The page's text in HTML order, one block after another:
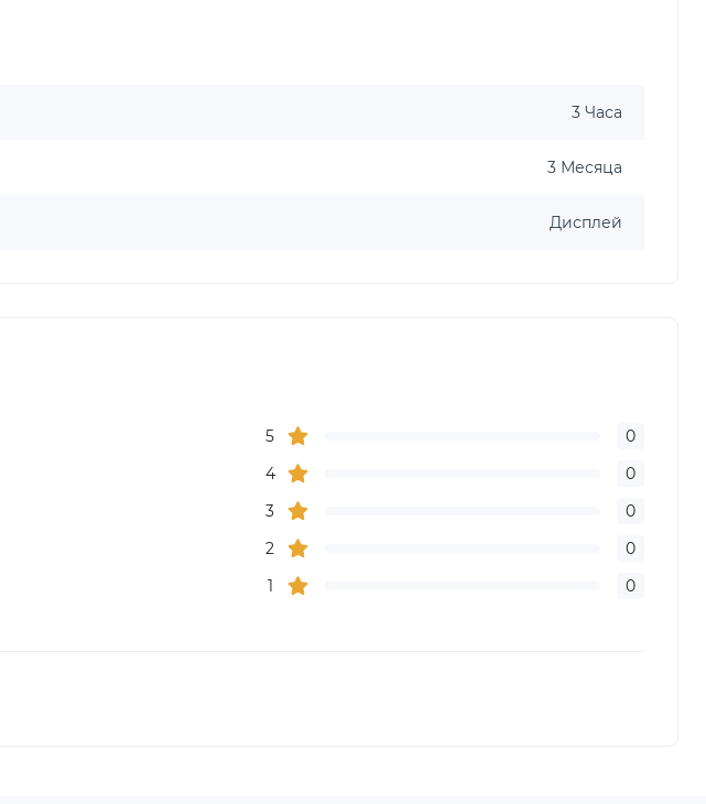
3 Часа
3 Месяца
Дисплей
5
0
4
0
3
0
2
0
1
0